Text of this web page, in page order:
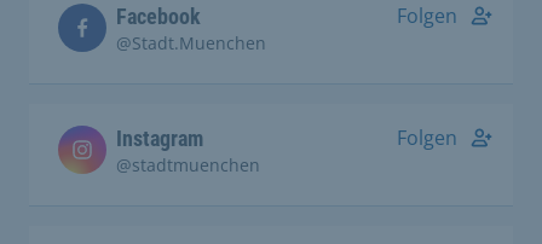
Facebook
@Stadt.Muenchen
Folgen
Instagram
@stadtmuenchen
Folgen